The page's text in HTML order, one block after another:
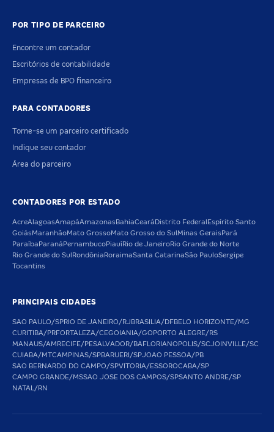
POR TIPO DE PARCEIRO
Encontre um contador
Escritórios de contabilidade
Empresas de BPO financeiro
PARA CONTADORES
Torne-se um parceiro certificado
Indique seu contador
Área do parceiro
CONTADORES POR ESTADO
AcreAlagoasAmapáAmazonas BahiaCeará Distrito Federal Espírito Santo
GoiásMaranhãoMato GrossoMato Grosso do Sul Minas Gerais Pará
Paraíba Paraná PernambucoPiauíRio de JaneiroRio Grande do Norte
Rio Grande do Sul Rondônia RoraimaSanta CatarinaSão PauloSergipe
Tocantins
PRINCIPAIS CIDADES
SAO PAULO/SPRIO DE JANEIRO/RJBRASILIA/DFBELO HORIZONTE/MG
CURITIBA/PRFORTALEZA/CEGOIANIA/GOPORTO ALEGRE/RS
MANAUS/AMRECIFE/PESALVADOR/BAFLORIANOPOLIS/SCJOINVILLE/SC
CUIABA/MTCAMPINAS/SPBARUERI/SPJOAO PESSOA/PB
SAO BERNARDO DO CAMPO/SPVITORIA/ESSOROCABA/SP
CAMPO GRANDE/MSSAO JOSE DOS CAMPOS/SPSANTO ANDRE/SP
NATAL/RN